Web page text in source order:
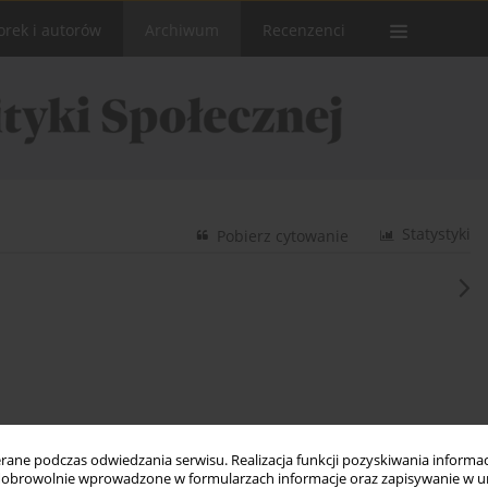
podczas odwiedzania serwisu. Realizacja funkcji pozyskiwania
wprowadzone w formularzach informacje oraz zapisywanie w
i autorów Recenzenci
Statystyki
Pobierz cytowanie